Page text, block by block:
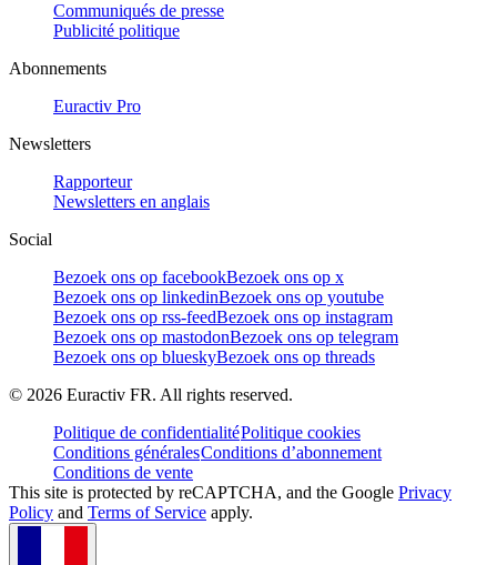
Communiqués de presse
Publicité politique
Abonnements
Euractiv Pro
Newsletters
Rapporteur
Newsletters en anglais
Social
Bezoek ons op facebookBezoek ons op x
Bezoek ons op linkedinBezoek ons op youtube
Bezoek ons op rss-feedBezoek ons op instagram
Bezoek ons op mastodonBezoek ons op telegram
Bezoek ons op blueskyBezoek ons op threads
© 2026 Euractiv FR. All rights reserved.
Politique de confidentialitéPolitique cookies
Conditions généralesConditions d’abonnement
Conditions de vente
This site is protected by reCAPTCHA, and the Google Privacy
Policy and Terms of Service apply.